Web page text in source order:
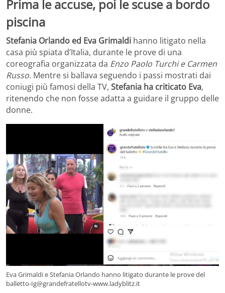
Prima le accuse, poi le scuse a bordo
piscina
Stefania Orlando ed Eva Grimaldi hanno litigato nella
casa più spiata d’Italia, durante le prove di una
coreografia organizzata da Enzo Paolo Turchi e Carmen
Russo. Mentre si ballava seguendo i passi mostrati dai
coniugi più famosi della TV, Stefania ha criticato Eva,
ritenendo che non fosse adatta a guidare il gruppo delle
donne.
Eva Grimaldi e Stefania Orlando hanno litigato durante le prove del
balletto-Ig@grandefratellotv-www.ladyblitz.it